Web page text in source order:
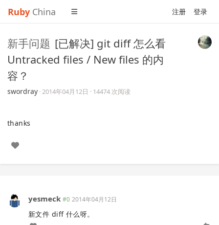
Ruby China 注册 登录
新手问题 [已解决] git diff 怎么看
Untracked files / New files 的内
容？
swordray ·2014年04月12日 · 14474 次阅读
thanks
yesmeck #0 2014年04月12日
新文件 diff 什么呀。